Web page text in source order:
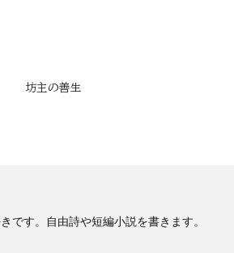
坊主の善生
です。自由詩や短編小説を書きます。